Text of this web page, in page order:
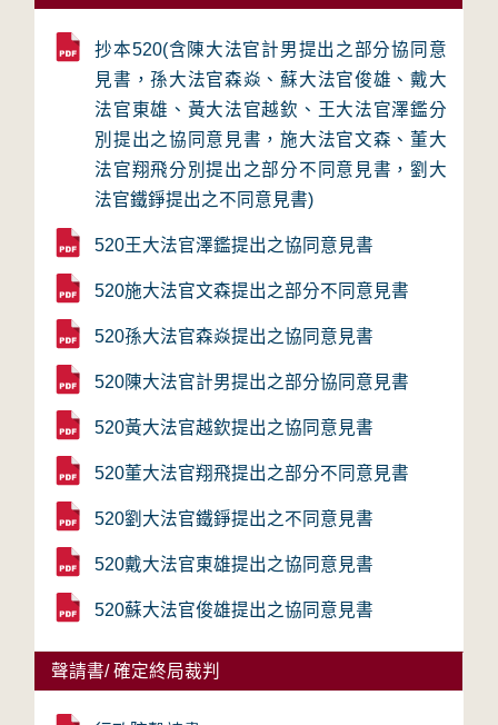
抄本520(含陳大法官計男提出之部分協同意
見書，孫大法官森焱、蘇大法官俊雄、戴大
法官東雄、黃大法官越欽、王大法官澤鑑分
別提出之協同意見書，施大法官文森、董大
法官翔飛分別提出之部分不同意見書，劉大
法官鐵錚提出之不同意見書)
520王大法官澤鑑提出之協同意見書
520施大法官文森提出之部分不同意見書
520孫大法官森焱提出之協同意見書
520陳大法官計男提出之部分協同意見書
520黃大法官越欽提出之協同意見書
520董大法官翔飛提出之部分不同意見書
520劉大法官鐵錚提出之不同意見書
520戴大法官東雄提出之協同意見書
520蘇大法官俊雄提出之協同意見書
聲請書/ 確定終局裁判